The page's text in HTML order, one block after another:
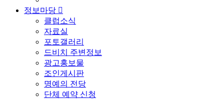
정보마당 
클럽소식
자료실
포토갤러리
드비치 주변정보
광고홍보물
조인게시판
명예의 전당
단체 예약 신청